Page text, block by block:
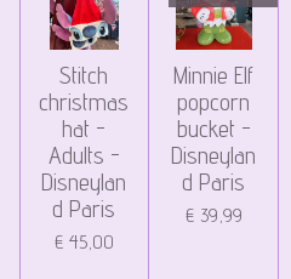
Stitch
christmas
hat -
Adults -
Disneylan
d Paris
€ 45,00
Minnie Elf
popcorn
bucket -
Disneylan
d Paris
€ 39,99